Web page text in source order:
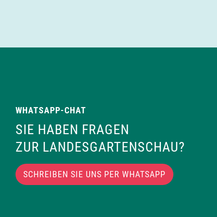
WHATSAPP-CHAT
SIE HABEN FRAGEN
ZUR LANDESGARTENSCHAU?
SCHREIBEN SIE UNS PER WHATSAPP